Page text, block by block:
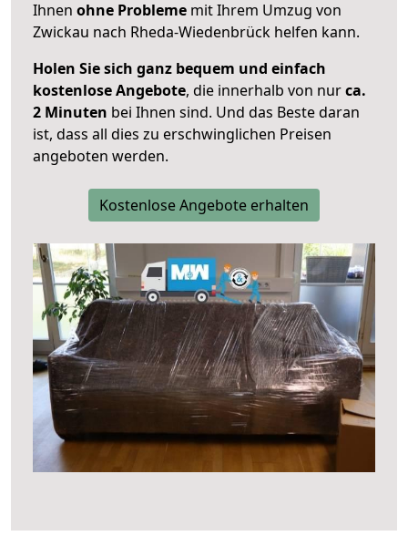
Ihnen ohne Probleme mit Ihrem Umzug von
Zwickau nach Rheda-Wiedenbrück helfen kann.
Holen Sie sich ganz bequem und einfach
kostenlose Angebote, die innerhalb von nurca.
2 Minuten bei Ihnen sind. Und das Beste daran
ist, dass all dies zu erschwinglichen Preisen
angeboten werden.
Kostenlose Angebote erhalten